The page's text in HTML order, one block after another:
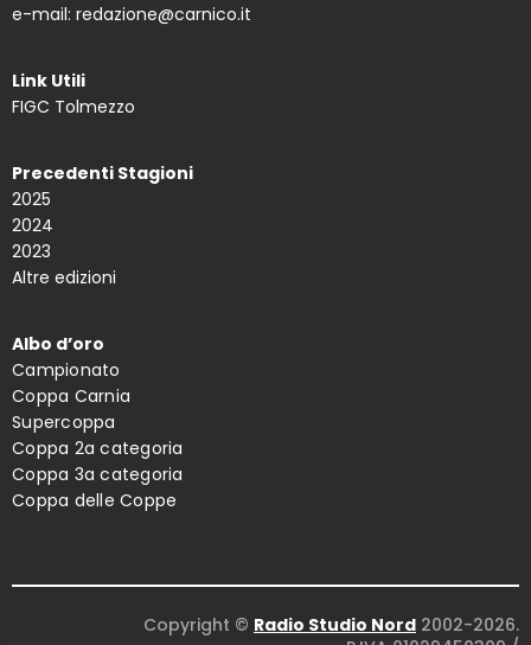
e-mail: redazione@carnico.it
Link Utili
FIGC Tolmezzo
Precedenti Stagioni
2025
2024
2023
Altre edizioni
Albo d’oro
Campionato
Coppa Carnia
Supercoppa
Coppa 2a categoria
Coppa 3a categoria
Coppa delle Coppe
Copyright © Radio Studio Nord 2002-2026.